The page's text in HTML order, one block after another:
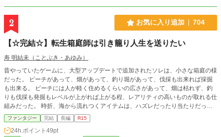
2 お気に入り追加 704
【☆完結☆】転生箱庭師は引き籠り人生を送りたい
寿 明結未（ことぶき・あゆみ）
昔やっていたゲームに、大型アップデートで追加されたソレは、小さな箱庭の様
だった。 ビーチがあって、畑があって、釣り堀があって、伐採も出来れば採掘
も出来る。 ビーチには人が軽く住めるくらいの広さがあって、畑は枯れず、釣
りも伐採も発掘もレベルが上がれば上がる程、レアリティの高いものが取れる仕
組みだった。 時折、海から流れつくアイテムは、ハズレだったり当たりだった
り、クジを引いてる気分で楽しかった。 だから――。 「リディア・マルシャン
様のスキルは――箱庭師です」 異世界転生したわたくし、リディアは――そん
な箱庭を目指しますわ！ ＝＝＝＝＝＝＝＝＝＝＝＝ 小説家になろうにも上げて
ファンタジー 完結 長編 R15
24h.ポイント 49pt